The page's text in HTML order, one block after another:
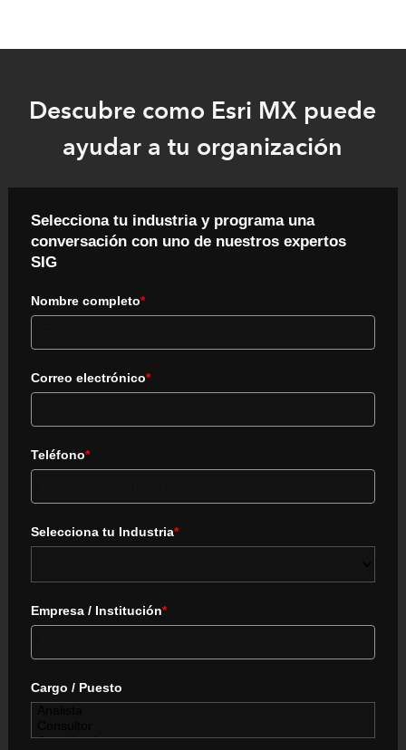
Descubre como Esri MX puede
ayudar a tu organización
Selecciona tu industria y programa una
conversación con uno de nuestros expertos
SIG
Nombre completo*
Correo electrónico*
Teléfono*
Selecciona tu Industria*
Empresa / Institución*
Cargo / Puesto